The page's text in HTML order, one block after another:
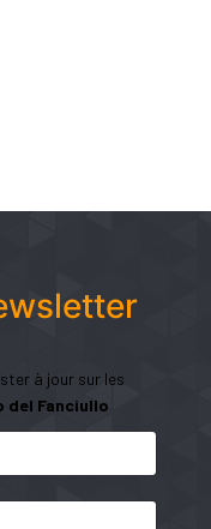
à jour sur les
del Fanciullo